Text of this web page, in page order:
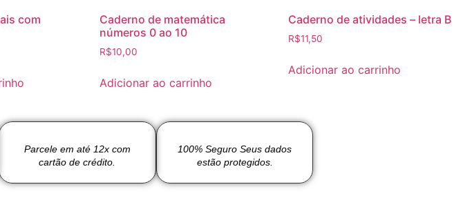
com
Caderno de matemática
números 0 ao 10
R$10,00
Adicionar ao carrinho
Caderno de atividades – letra B
R$11,50
Adicionar ao carrinho
Parcele em até 12x com
cartão de crédito.
100% Seguro Seus dados
estão protegidos.